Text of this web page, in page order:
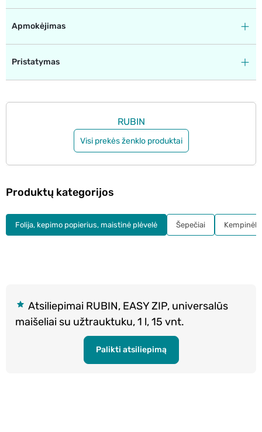
Apmokėjimas
Pristatymas
RUBIN
Visi prekės ženklo produktai
Atsiliepimai RUBIN, EASY ZIP, universalūs
maišeliai su užtrauktuku, 1 l, 15 vnt.
Palikti atsiliepimą
Produktų kategorijos
Folija, kepimo popierius, maistinė plėvelė Šepečiai